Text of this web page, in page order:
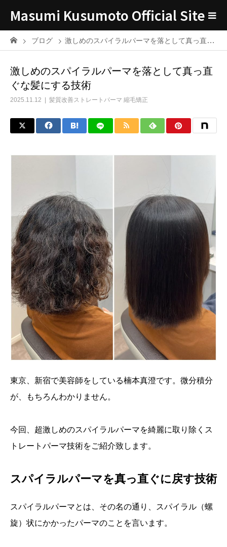
Masumi Kusumoto Official Site
ブログ 激しめのスパイラルパーマを落として真っ直ぐな髪にする技術
激しめのスパイラルパーマを落として真っ直
ぐな髪にする技術
2025.11.12 髪質改善ストレートパーマ 縮毛矯正
東京、新宿で美容師をしている楠本真澄です。微分積分
が、もちろんわかりません。
今回、超激しめのスパイラルパーマを綺麗に取り除くス
トレートパーマ技術をご紹介致します。
スパイラルパーマを真っ直ぐに戻す技術
スパイラルパーマとは、その名の通り、スパイラル（螺
旋）状にかかったパーマのことを言います。